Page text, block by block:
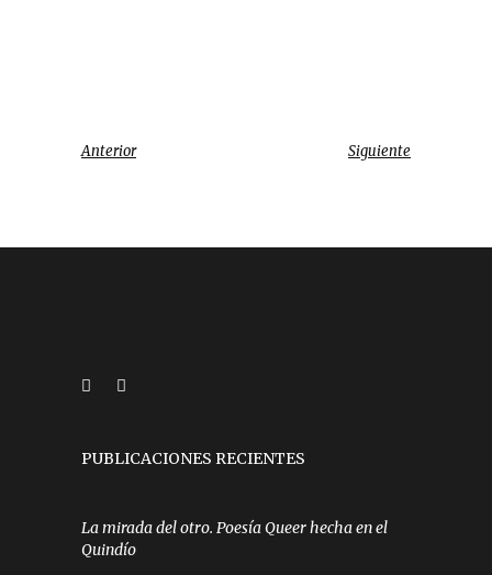
Anterior Siguiente
PUBLICACIONES RECIENTES
La mirada del otro. Poesía Queer hecha en el
Quindío